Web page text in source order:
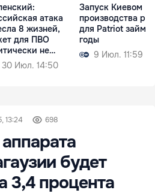
атака
8 жизней,
для ПВО
не
30 Июл. 14:50
Запуск Киевом
производства
для Patriot займет
годы
9 Июл. 11:59
13:24 698
будет
3,4 процента